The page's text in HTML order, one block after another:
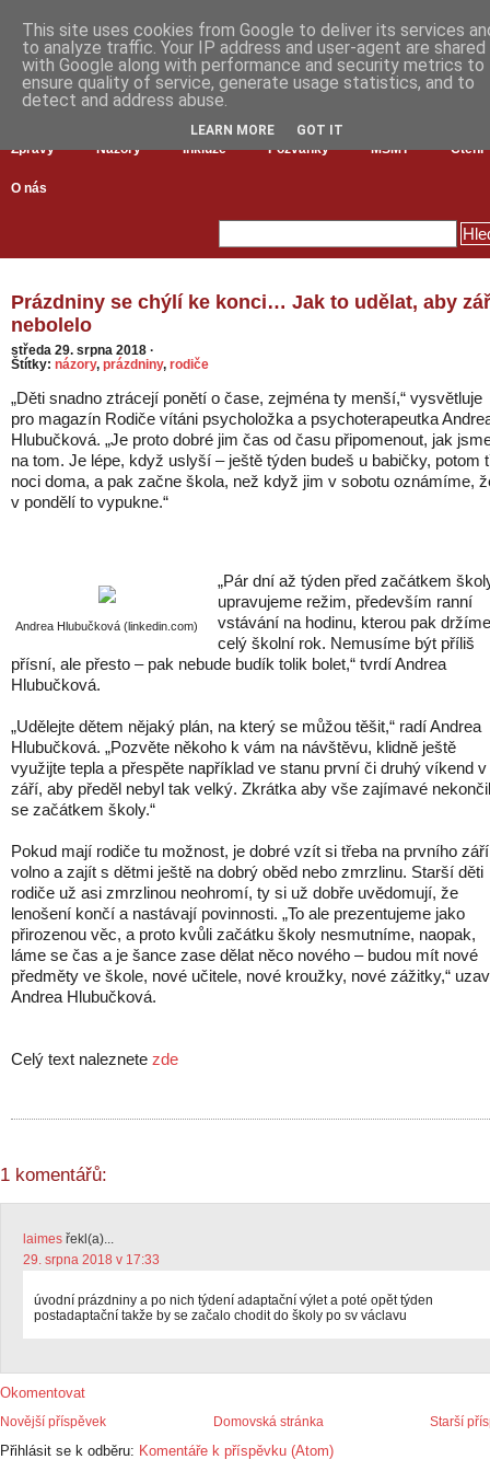
Zprávy Názory Inkluze Pozvánky MŠMT Čtení
O nás
Prázdniny se chýlí ke konci… Jak to udělat, aby
nebolelo
středa 29. srpna 2018 ·
Štítky: názory, prázdniny, rodiče
„Děti snadno ztrácejí ponětí o čase, zejména ty menší,“ vysvětluje
pro magazín Rodiče vítáni psycholožka a psychoterapeutka
Hlubučková. „Je proto dobré jim čas od času připomenout, jak
na tom. Je lépe, když uslyší – ještě týden budeš u babičky, potom
noci doma, a pak začne škola, než když jim v sobotu oznámíme,
v pondělí to vypukne.“
Andrea Hlubučková (linkedin.com)
„Pár dní až týden před začátkem
upravujeme režim, především ranní
vstávání na hodinu, kterou pak držíme
celý školní rok. Nemusíme být příliš
přísní, ale přesto – pak nebude budík tolik bolet,“ tvrdí Andrea
Hlubučková.
„Udělejte dětem nějaký plán, na který se můžou těšit,“ radí Andrea
Hlubučková. „Pozvěte někoho k vám na návštěvu, klidně ještě
využijte tepla a přespěte například ve stanu první či druhý víkend v
září, aby předěl nebyl tak velký. Zkrátka aby vše zajímavé
se začátkem školy.“
Pokud mají rodiče tu možnost, je dobré vzít si třeba na prvního září
volno a zajít s dětmi ještě na dobrý oběd nebo zmrzlinu. Starší děti
rodiče už asi zmrzlinou neohromí, ty si už dobře uvědomují, že
lenošení končí a nastávají povinnosti. „To ale prezentujeme jako
přirozenou věc, a proto kvůli začátku školy nesmutníme, naopak,
láme se čas a je šance zase dělat něco nového – budou mít nové
předměty ve škole, nové učitele, nové kroužky, nové zážitky,“
Andrea Hlubučková.
Celý text naleznete zde
1 komentářů:
laimes řekl(a)...
29. srpna 2018 v 17:33
úvodní prázdniny a po nich týdení adaptační výlet a poté opět týden
postadaptační takže by se začalo chodit do školy po sv václavu
Okomentovat
Novější příspěvek Starší
Domovská stránka
Přihlásit se k odběru: Komentáře k příspěvku (Atom)
This site uses cookies from Google to deliver its services
to analyze traffic. Your IP address and user-agent are shared
with Google along with performance and security metrics to
ensure quality of service, generate usage statistics, and to
detect and address abuse.
LEARN MORE GOT IT